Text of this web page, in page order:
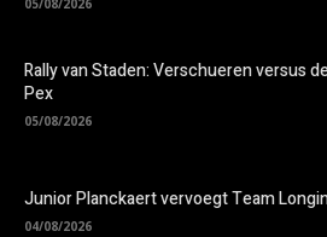
Rally van Staden: Verschueren versus
Pex
05/08/2026
Junior Planckaert vervoegt Team
04/08/2026